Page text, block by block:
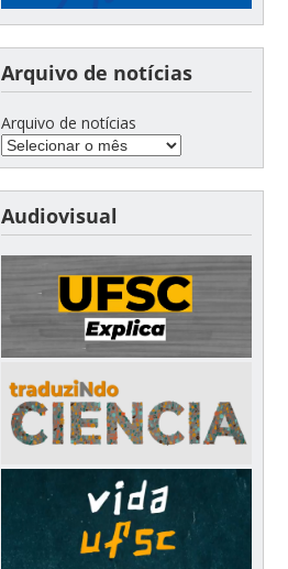
Arquivo de notícias
Arquivo de notícias
Audiovisual